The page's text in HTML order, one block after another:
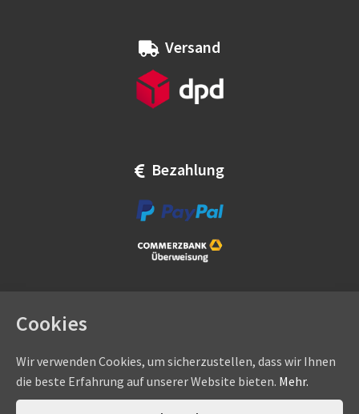
Versand
Bezahlung
Copyright © byeadams.de/eADAMS GmbH- Sommer-, Nice-,
Cookies
Wir verwenden Cookies, um sicherzustellen, dass wir Ihnen
die beste Erfahrung auf unserer Website bieten. Mehr.